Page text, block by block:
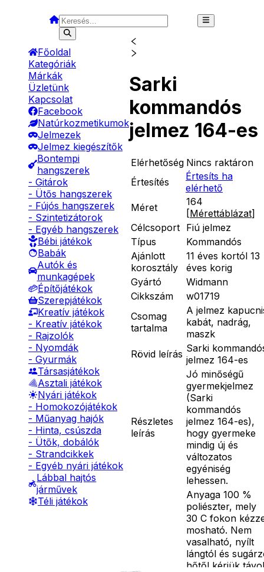
Főoldal
Kategóriák
Márkák
Üzletünk
Kapcsolat
Facebook
Natúrkozmetikumok
Jelmezek
Jelmez kiegészítők
Bontempi
hangszerek
- Gitárok
- Ütős hangszerek
- Fújós hangszerek
- Szintetizátorok
- Egyéb hangszerek
Bébi játékok
Babák
Autók és
munkagépek
Építőjátékok
Szerepjátékok
Kreatív játékok
- Kreatív játékok
- Rajzolók
- Nyomdák
- Gyurmák
Társasjátékok
Asztali játékok
Nyári játékok
- Homokozójátékok
- Műanyag hajók
- Hinta, csúszda
- Ütők, dobálók
- Strandcikkek
- Egyéb nyári játékok
Lábbal hajtós
járművek
Téli játékok
Sarki
kommandós
jelmez 164-es
Elérhetőség Nincs raktáron
Értesítés
Értesíts ha
elérhető
Méret
164
[Mérettáblázat]
Célcsoport Fiú jelmez
Típus
Kommandós
Ajánlott
korosztály
11 éves kortól 13
éves korig
Gyártó
Widmann
Cikkszám
w01719
Csomag
tartalma
A jelmez
kabát, nadrág,
maszk
Rövid leírás Sarki
jelmez 164-es
Részletes
leírás
Jó minőségű
gyermekjelmez
(Sarki
kommandós
jelmez 164-es),
hogy gyermeke
mindig új és
változatos
egyéniség
lehessen.
Anyaga 100 %
poliészter, mely
30 C fokon
mosható. Nem
vasalható, nyílt
lángtól és
hőtől kérjük távol